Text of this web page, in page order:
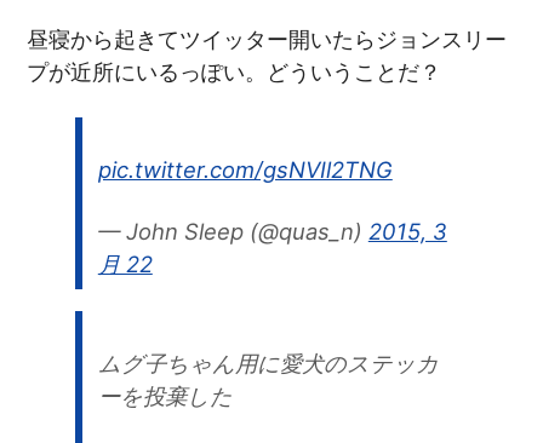
昼寝から起きてツイッター開いたらジョンスリー
プが近所にいるっぽい。どういうことだ？
pic.twitter.com/gsNVIl2TNG
— John Sleep (@quas_n) 2015, 3
月 22
ムグ子ちゃん用に愛犬のステッカ
ーを投棄した